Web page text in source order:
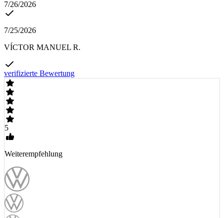
7/26/2026
7/25/2026
VÍCTOR MANUEL R.
verifizierte Bewertung
5
Weiterempfehlung